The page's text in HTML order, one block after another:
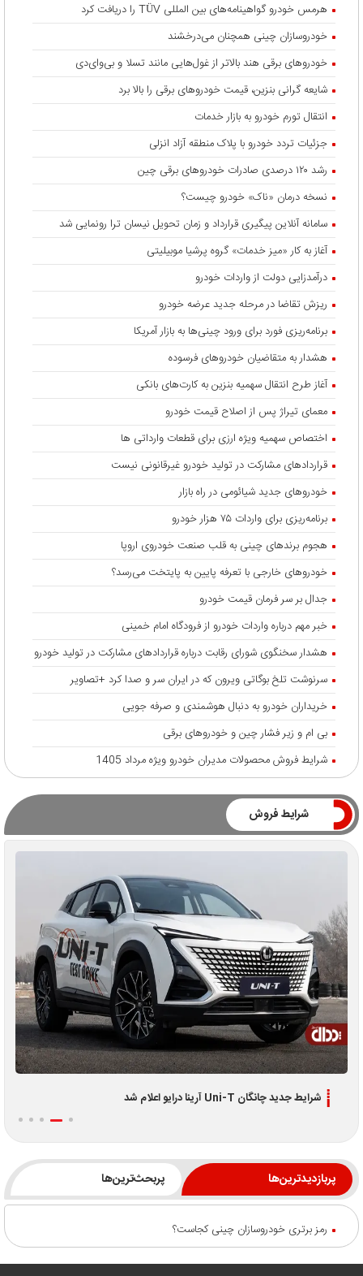
هرمس خودرو گواهینامه‌های بین المللی TÜV را دریافت کرد
خودروسازان چینی همچنان می‌درخشند
خودروهای برقی هند بالاتر از غول‌هایی مانند تسلا و بی‌وای‌دی
شایعه گرانی بنزین، قیمت خودروهای برقی را بالا برد
انتقال تورم خودرو به بازار خدمات
جزئیات تردد خودرو با پلاک منطقه آزاد انزلی
رشد ۱۲۰ درصدی صادرات خودروهای برقی چین
نسخه درمان «ناک» خودرو چیست؟
سامانه آنلاین پیگیری قرارداد‌ و زمان تحویل نیسان ترا رونمایی شد
آغاز به کار «میز خدمات» گروه پرشیا موبیلیتی
درآمدزایی دولت از واردات خودرو
ریزش تقاضا در مرحله جدید عرضه خودرو
برنامه‌ریزی فورد برای ورود چینی‌ها به بازار آمریکا
هشدار به متقاضیان خودروهای فرسوده
آغاز طرح انتقال سهمیه بنزین به کارت‌های بانکی
معمای تیراژ پس از اصلاح قیمت خودرو
اختصاص سهمیه ویژه ارزی برای قطعات وارداتی ها
قراردادهای مشارکت در تولید خودرو غیرقانونی نیست
خودروهای جدید شیائومی در راه بازار
برنامه‌ریزی برای واردات ۷۵ هزار خودرو
هجوم برندهای چینی به قلب صنعت خودروی اروپا
خودروهای خارجی با تعرفه پایین به پایتخت می‌رسد؟
جدال بر سر فرمان قیمت خودرو
خبر مهم درباره واردات خودرو از فرودگاه امام خمینی
هشدار سخنگوی شورای رقابت درباره قرارداد‌های مشارکت در تولید خودرو
سرنوشت تلخ بوگاتی ویرون که در ایران سر و صدا کرد +تصاویر
خریداران خودرو به دنبال هوشمندی و صرفه جویی
بی ام و زیر فشار چین و خودروهای برقی
شرایط فروش محصولات مدیران خودرو ویژه مرداد 1405
شرایط فروش
شرایط جدید چانگان Uni-T آرینا درایو اعلام شد
پربازدیدترین‌ها پربحث‌ترین‌ها
رمز برتری خودروسازان چینی کجاست؟